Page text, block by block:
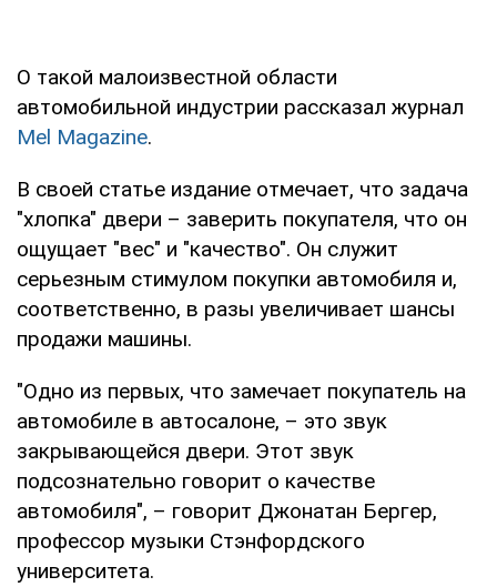
О такой малоизвестной области
автомобильной индустрии рассказал журнал
Mel Magazine.
В своей статье издание отмечает, что задача
"хлопка" двери – заверить покупателя, что он
ощущает "вес" и "качество". Он служит
серьезным стимулом покупки автомобиля и,
соответственно, в разы увеличивает шансы
продажи машины.
"Одно из первых, что замечает покупатель на
автомобиле в автосалоне, – это звук
закрывающейся двери. Этот звук
подсознательно говорит о качестве
автомобиля", – говорит Джонатан Бергер,
профессор музыки Стэнфордского
университета.